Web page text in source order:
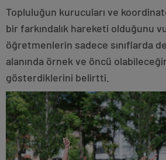
Topluluğun kurucuları ve
bir farkındalık hareketi olduğunu
öğretmenlerin sadece sınıflarda
alanında örnek ve öncü
gösterdiklerini belirtti.